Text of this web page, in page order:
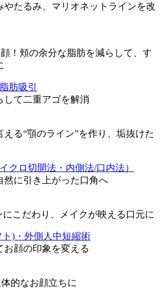
やたるみ、マリオネットラインを改
！頬の余分な脂肪を減らして、す
肪吸引
して二重アゴを解消
える“顎のライン”を作り、垢抜けた
クロ切開法・内側法/口内法）
然に引き上がった口角へ
こだわり、メイクが映える口元に
)・外側人中短縮術
お顔の印象を変える
的なお顔立ちに